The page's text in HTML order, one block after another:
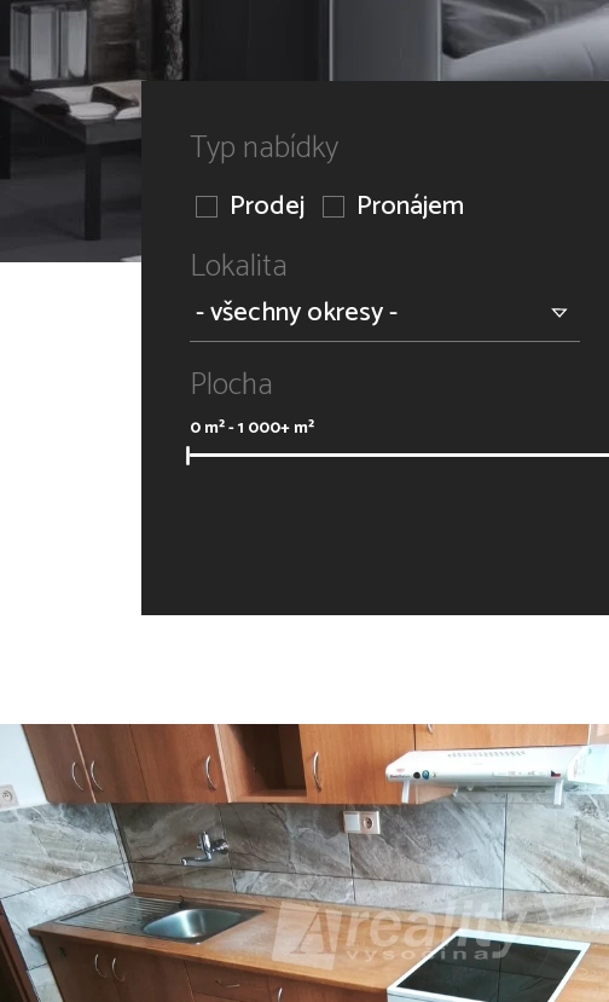
Typ nabídky
Prodej Pronájem
Lokalita
Plocha
0m² -1 000+m²